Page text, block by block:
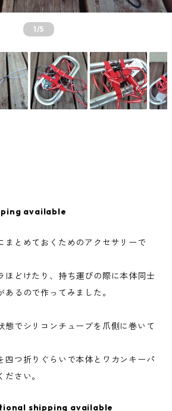
1/5
available
まとめておくためのアクセサリーで
ほどけたり、持ち運びの際に本体同士
るので作ってみました。
態でシリコンチューブを爪側に巻いて
四つ折りぐらいで本体とワカンキーパ
さい。
shipping available